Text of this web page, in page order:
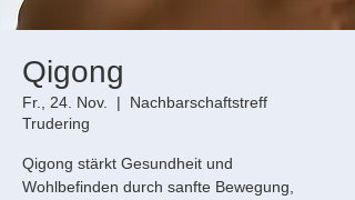
Qigong
Fr., 24. Nov.
  |
Nachbarschaftstreff
Trudering
Qigong stärkt Gesundheit und
Wohlbefinden durch sanfte Bewegung,